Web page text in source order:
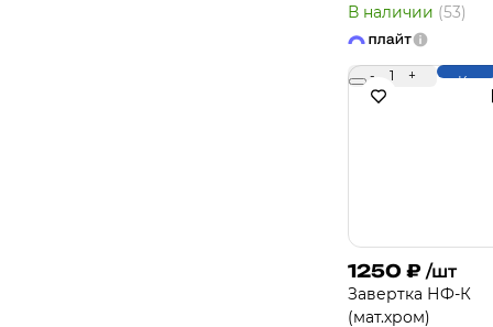
В наличии (53)
- 1 +
1250 ₽ /шт
Завертка НФ-К
(мат.хром)